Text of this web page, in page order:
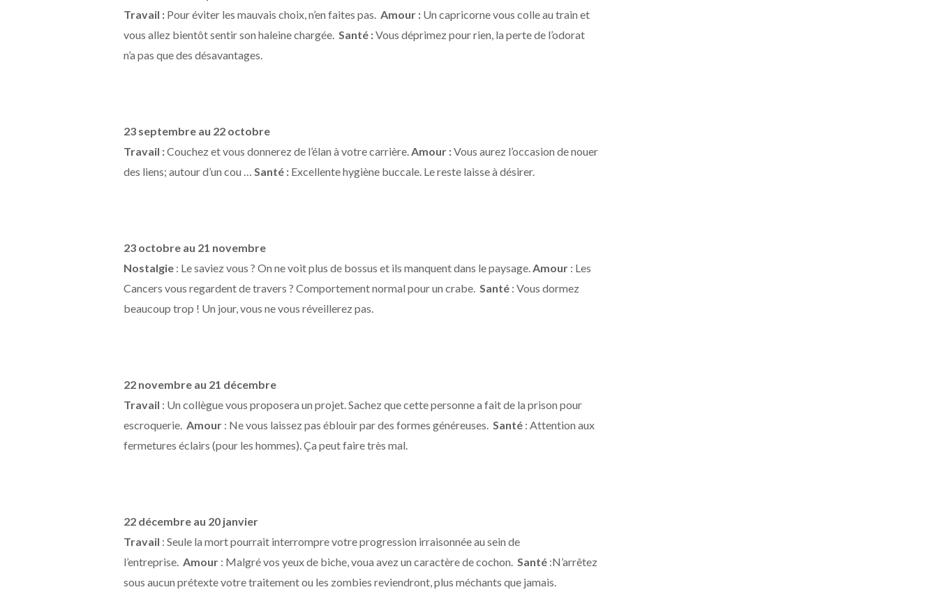
Travail : Pour éviter les mauvais choix, n’en faites pas. Amour : Un capricorne vous colle au train et
vous allez bientôt sentir son haleine chargée. Santé :Vous déprimez pour rien, la perte de l’odorat
n’a pas que des désavantages.
23 septembre au 22 octobre
Travail :Couchez et vous donnerez de l’élan à votre carrière.Amour :Vous aurez l’occasion de nouer
des liens; autour d’un cou … Santé : Excellente hygiène buccale. Le reste laisse à désirer.
23 octobre au 21 novembre
Nostalgie : Le saviez vous ? On ne voit plus de bossus et ils manquent dans le paysage.Amour : Les
Cancers vous regardent de travers ? Comportement normal pour un crabe. Santé : Vous dormez
beaucoup trop ! Un jour, vous ne vous réveillerez pas.
22 novembre au 21 décembre
Travail : Un collègue vous proposera un projet. Sachez que cette personne a fait de la prison pour
escroquerie. Amour : Ne vous laissez pas éblouir par des formes généreuses. Santé : Attention aux
fermetures éclairs (pour les hommes). Ça peut faire très mal.
22 décembre au 20 janvier
Travail : Seule la mort pourrait interrompre votre progression irraisonnée au sein de
l’entreprise. Amour : Malgré vos yeux de biche, voua avez un caractère de cochon. Santé :N’arrêtez
sous aucun prétexte votre traitement ou les zombies reviendront, plus méchants que jamais.